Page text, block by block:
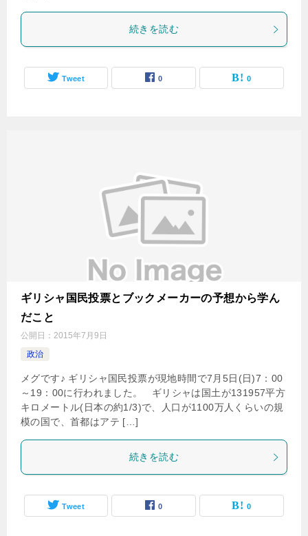
続きを読む
Tweet 0 0
ギリシャ国民投票とブックメーカーの予想から学ん
だこと
公開日： 2015年7月9日
政治
メグです♪ ギリシャ国民投票が現地時間で7月5日(日)7：00
～19：00に行われました。 ギリシャは国土が131957平方
キロメートル(日本の約1/3)で、人口が1100万人くらいの規
模の国で、首都はアテ […]
続きを読む
Tweet 0 0